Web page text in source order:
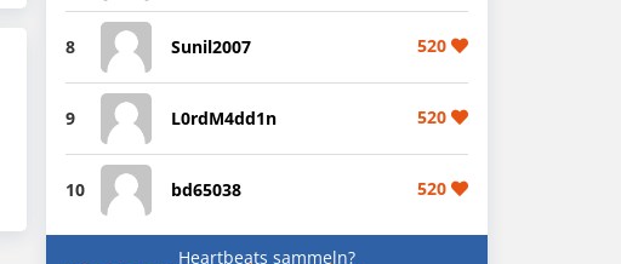
8 Sunil2007 520
9 L0rdM4dd1n 520
10 bd65038 520
Heartbeats sammeln?